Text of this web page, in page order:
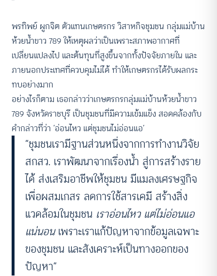
พรทิพย์ ผูกจิต ตัวแทนเกษตรกร วิสาหกิจชุมชน กลุ่มแม่บ้าน
ห้วยน้ำขาว 789 ให้เหตุผลว่าเป็นเพราะสภาพอากาศที่
เปลี่ยนแปลงไป และต้นทุนที่สูงขึ้นจากทั้งปัจจัยภายใน และ
ภายนอกประเทศที่ควบคุมไม่ได้ ทำให้เกษตรกรได้รับผลกระ
ทบอย่างมาก
อย่างไรก็ตาม เธอกล่าวว่าเกษตรกรกลุ่มแม่บ้านห้วยน้ำขาว
789 จังหวัดราชบุรี เป็นชุมชนที่มีความเข้มแข็ง สอดคล้องกับ
คำกล่าวที่ว่า ‘อ่อนไหว แต่ชุมชนไม่อ่อนแอ’
“ชุมชนเรามีฐานส่วนหนึ่งจากการทำงานวิจัย
สกสว. เราพัฒนาจากเรื่องน้ำ สู่การสร้างราย
ได้ ส่งเสริมอาชีพให้ชุมชน มีแมลงเศรษฐกิจ
เพื่อผสมเกสร ลดการใช้สารเคมี สร้างสิ่ง
แวดล้อมในชุมชน เราอ่อนไหว แต่ไม่อ่อนแอ
แน่นอนเพราะเราแก้ปัญหาจากข้อมูลเฉพาะ
ของชุมชน และสังเคราะห์เป็นทางออกของ
ปัญหา”